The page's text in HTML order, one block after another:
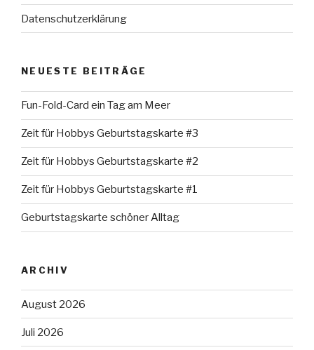
Datenschutzerklärung
NEUESTE BEITRÄGE
Fun-Fold-Card ein Tag am Meer
Zeit für Hobbys Geburtstagskarte #3
Zeit für Hobbys Geburtstagskarte #2
Zeit für Hobbys Geburtstagskarte #1
Geburtstagskarte schöner Alltag
ARCHIV
August 2026
Juli 2026